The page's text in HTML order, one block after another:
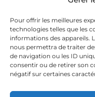
Pour offrir les meilleures
technologies telles que les
informations des appareils.
nous permettra de traiter
de navigation ou les ID
consentir ou de retirer son
négatif sur certaines
Compétences
Jeux concours
Liens
Contact
Contactez-nous